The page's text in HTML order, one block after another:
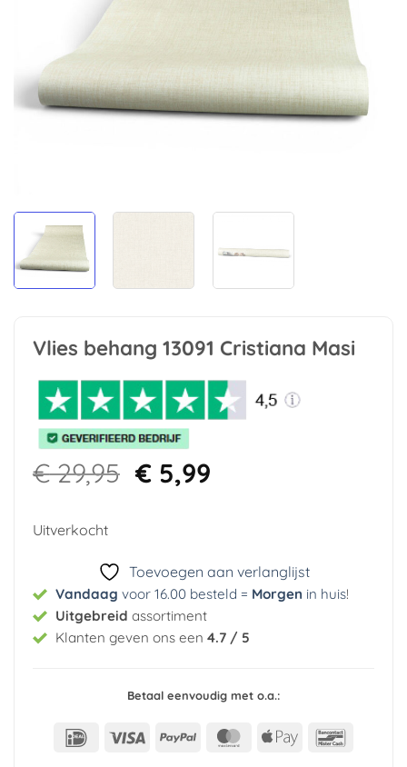
Vlies behang 13091 Cristiana Masi
€29,95 Oorspronkelijke
prijs
€5,99Huidige
Uitverkocht
Toevoegen aan verlanglijst
Vandaag voor 16.00 besteld = Morgen in huis!
Uitgebreid assortiment
Klanten geven ons een 4.7 / 5
Betaal eenvoudig met o.a.:
IDeal Visa PayPal MasterCard
Apple